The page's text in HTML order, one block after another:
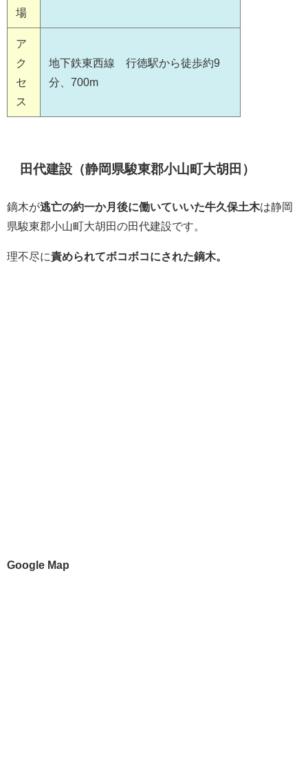
場
ア
ク
セ
ス
地下鉄東西線 行徳駅から徒歩約9
分、700m
田代建設（静岡県駿東郡小山町大胡田）
鏑木が逃亡の約一か月後に働いていいた牛久保土木は静岡
県駿東郡小山町大胡田の田代建設です。
理不尽に責められてボコボコにされた鏑木。
Google Map